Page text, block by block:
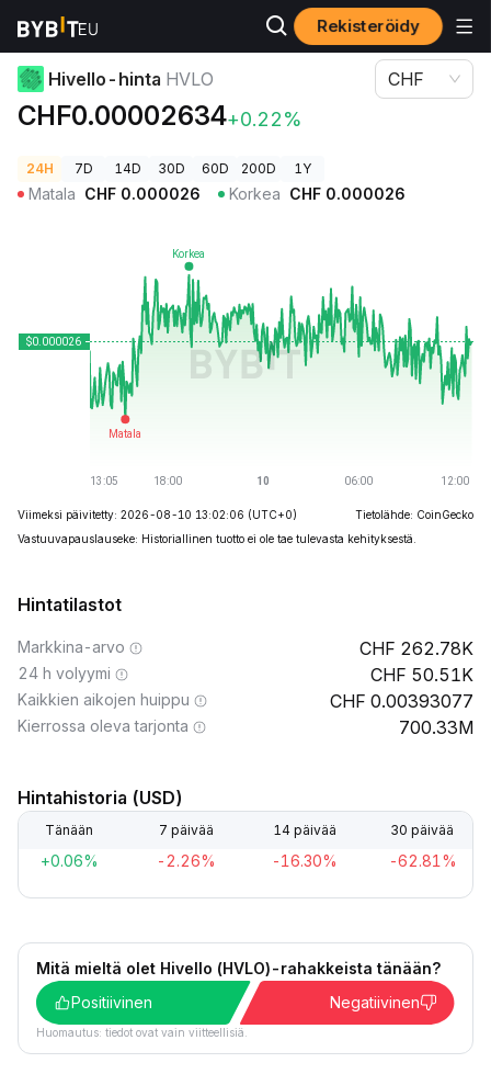
Rekisteröidy
Kryptohinnat
Hivello-hinta HVLO
CHF0.00002634+0.22%
CHF
24H 7D 14D 30D 60D 200D 1Y
Matala CHF 0.000026 Korkea CHF 0.000026
Viimeksi päivitetty: 2026-08-10 13:02:06 (UTC+0)
Tietolähde: CoinGecko
Vastuuvapauslauseke: Historiallinen tuotto ei ole tae tulevasta kehityksestä.
Hintatilastot
Markkina-arvo 262.78K
24 h volyymi 50.51K
Kaikkien aikojen huippu 0.00393077
Kierrossa oleva tarjonta 700.33M
Hintahistoria (USD)
Tänään 7 päivää 14 päivää 30 päivää
+0.06% -2.26% -16.30% -62.81%
Mitä mieltä olet Hivello (HVLO)-rahakkeista tänään?
Positiivinen
Negatiivinen
Huomautus: tiedot ovat vain viitteellisiä.